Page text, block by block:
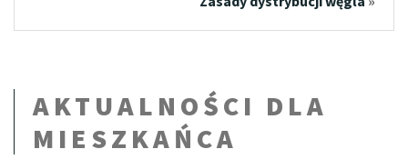
AKTUALNOŚCI DLA
MIESZKAŃCA